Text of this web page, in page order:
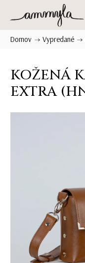
Domov / Vypredané /
KOŽENÁ
EXTRA